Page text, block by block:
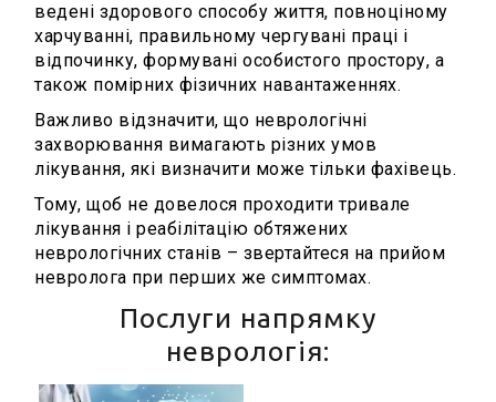
ведені здорового способу життя, повноціному
харчуванні, правильному чергувані праці і
відпочинку, формувані особистого простору, а
також помірних фізичних навантаженнях.
Важливо відзначити, що неврологічні
захворювання вимагають різних умов
лікування, які визначити може тільки фахівець.
Тому, щоб не довелося проходити тривале
лікування і реабілітацію обтяжених
неврологічних станів – звертайтеся на прийом
невролога при перших же симптомах.
Послуги напрямку
неврологія: